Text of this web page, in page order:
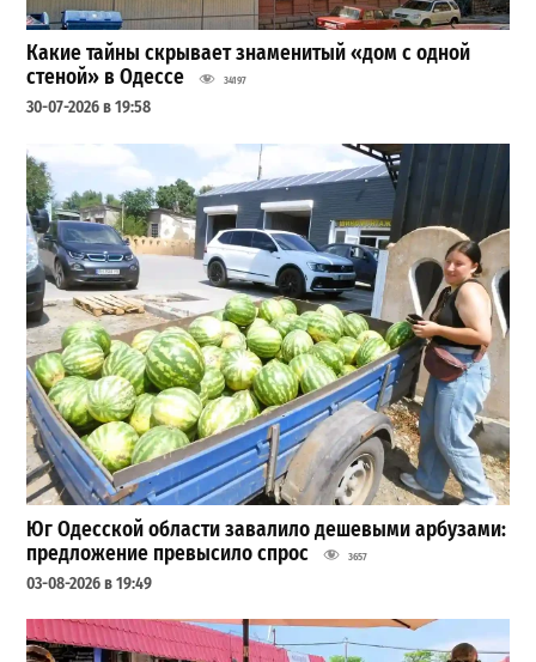
Какие тайны скрывает знаменитый «дом с одной
стеной» в Одессе
34197
30-07-2026 в 19:58
Юг Одесской области завалило дешевыми арбузами:
предложение превысило спрос
3657
03-08-2026 в 19:49